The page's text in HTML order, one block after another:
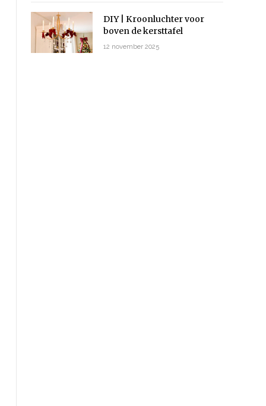
DIY | Kroonluchter voor
boven de kersttafel
12 november 2025